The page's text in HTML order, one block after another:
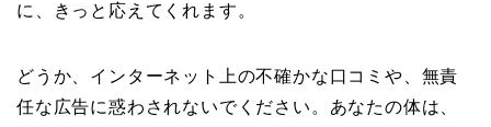
に、きっと応えてくれます。
どうか、インターネット上の不確かな口コミや、無責
任な広告に惑わされないでください。あなたの体は、